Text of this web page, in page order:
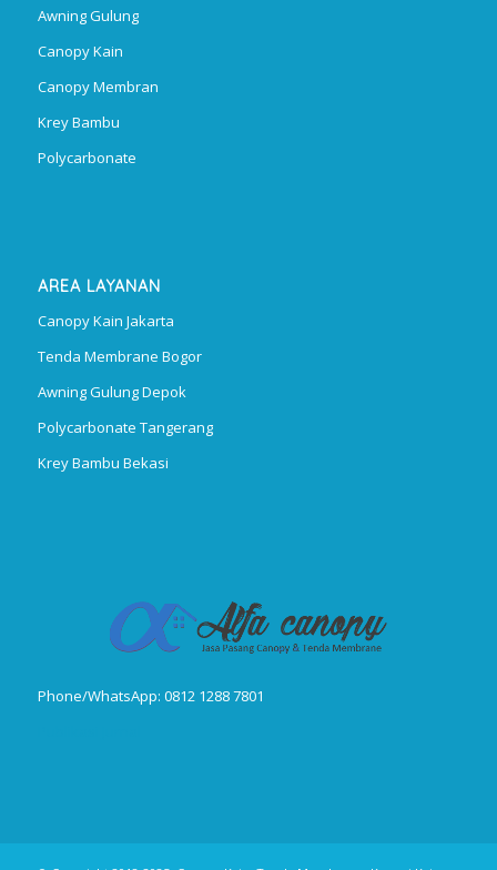
Awning Gulung
Canopy Kain
Canopy Membran
Krey Bambu
Polycarbonate
AREA LAYANAN
Canopy Kain Jakarta
Tenda Membrane Bogor
Awning Gulung Depok
Polycarbonate Tangerang
Krey Bambu Bekasi
Phone/WhatsApp: 0812 1288 7801